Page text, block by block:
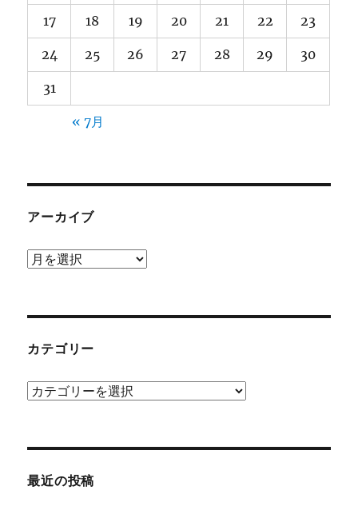
17 18 19 20 21 22 23
24 25 26 27 28 29 30
31
« 7月
アーカイブ
ア
ブ
カテゴリー
カ
ー
最近の投稿